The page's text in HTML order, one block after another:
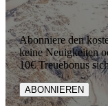
Abonniere den
keine Neuigkeiten
10€ Treuebonus
ABONNIEREN